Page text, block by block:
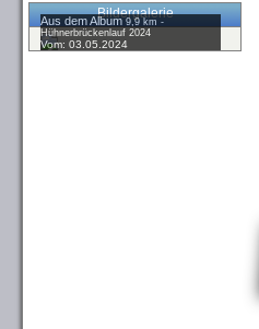
Bildergalerie
Aus dem Album9,9 km -
Hühnerbrückenlauf 2024
Vom: 03.05.2024